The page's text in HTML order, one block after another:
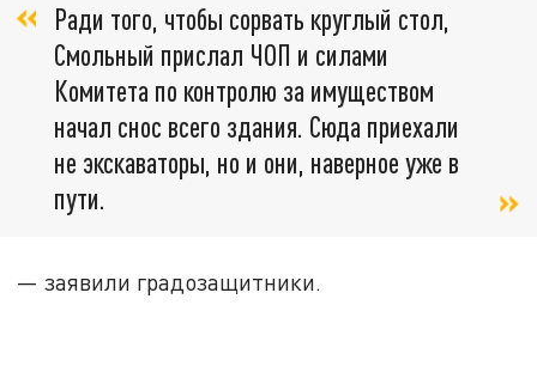
Ради того, чтобы сорвать круглый стол,
Смольный прислал ЧОП и силами
Комитета по контролю за имуществом
начал снос всего здания. Сюда приехали
не экскаваторы, но и они, наверное уже в
пути.
— заявили градозащитники.